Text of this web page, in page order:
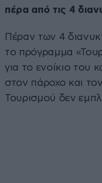
πέρα από τις 4
Πέραν των 4
το πρόγραμμα
για το ενοίκιο του
στον πάροχο και
Τουρισμού δεν